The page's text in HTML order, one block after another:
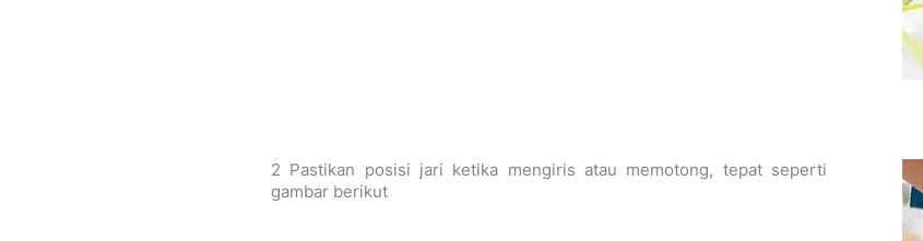
2 Pastikan posisi jari ketika mengiris atau memotong, tepat seperti
gambar berikut